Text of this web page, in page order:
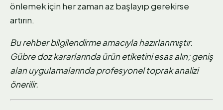
önlemek için her zaman az başlayıp gerekirse
artırın.
Bu rehber bilgilendirme amacıyla hazırlanmıştır.
Gübre doz kararlarında ürün etiketini esas alın; geniş
alan uygulamalarında profesyonel toprak analizi
önerilir.